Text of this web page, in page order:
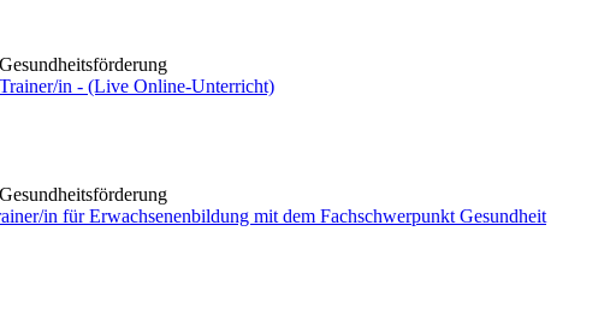
in - (Live Online-Unterricht)
in für Erwachsenenbildung mit dem Fachschwerpunkt Gesundheit